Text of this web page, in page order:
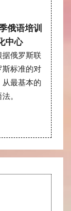
俄语培训
中心
俄罗斯联
斯标准的对
最基本的
。